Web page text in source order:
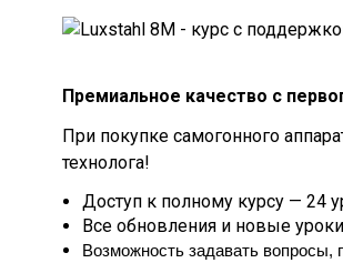
Премиальное качество с
При покупке самогонного
технолога!
Доступ к полному курсу — 24
Все обновления и новые
Возможность задавать